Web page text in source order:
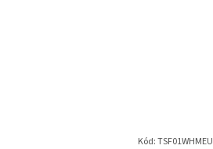
Kód:TSF01WHMEU